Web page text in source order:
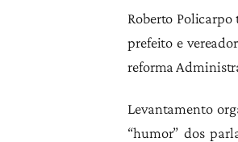
Roberto
prefeito e
reforma
Levantamento
“humor” dos